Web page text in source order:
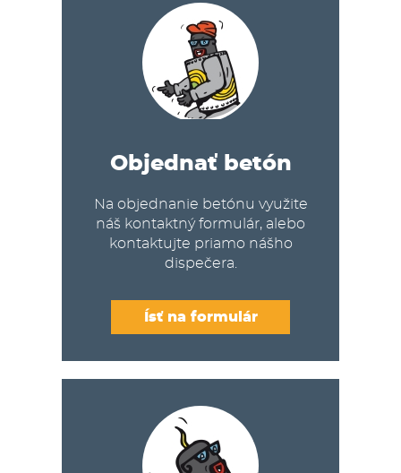
Objednať betón
Na objednanie betónu využite
náš kontaktný formulár, alebo
kontaktujte priamo nášho
dispečera.
Ísť na formulár